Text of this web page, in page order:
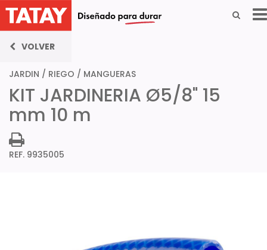
VOLVER
JARDIN / RIEGO / MANGUERAS
KIT JARDINERIA Ø5/8" 15
mm 10 m
REF. 9935005